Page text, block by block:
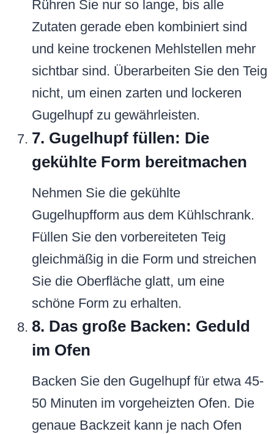
Rühren Sie nur so lange, bis alle
Zutaten gerade eben kombiniert sind
und keine trockenen Mehlstellen mehr
sichtbar sind. Überarbeiten Sie den Teig
nicht, um einen zarten und lockeren
Gugelhupf zu gewährleisten.
7. Gugelhupf füllen: Die
gekühlte Form bereitmachen
Nehmen Sie die gekühlte
Gugelhupfform aus dem Kühlschrank.
Füllen Sie den vorbereiteten Teig
gleichmäßig in die Form und streichen
Sie die Oberfläche glatt, um eine
schöne Form zu erhalten.
8. Das große Backen: Geduld
im Ofen
Backen Sie den Gugelhupf für etwa 45-
50 Minuten im vorgeheizten Ofen. Die
genaue Backzeit kann je nach Ofen